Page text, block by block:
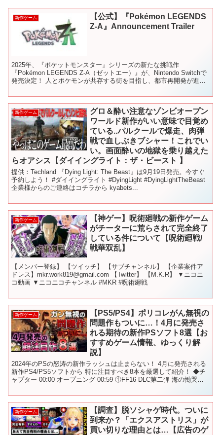
新作ゲーム
【公式】『Pokémon LEGENDS
Z-A』Announcement Trailer
2025年、『ポケットモンスター』シリーズの新たな挑戦作
『Pokémon LEGENDS Z-A（ゼットエー）』が、Nintendo Switchで
発売決定！ 人とポケモンが共存する街を目指し、都市再開発が進む
新作ゲーム
グロ＆酔い注意なゾンビオープン
ワールド新作がいい意味で目覚め
ている..パルクールで爆走、肉弾
戦で血しぶきブシャー！これでい
い。画面酔いの地獄を乗り越えた
らオアシス【ダイイングライト：ザ・ビースト 】
提供：Techland 『Dying Light: The Beast』は9月19日発売。今すぐ
予約しよう！ #ダイイングライト #DyingLight #DyingLightTheBeast
企業様からのご連絡はコチラから kyabets...
新作ゲーム
【神ゲー】呪術廻戦の新作ゲーム
がチーターに荒らされて完全終了
している件について【呪術廻戦/
戦華双乱】
【メンバー登録】 【ツイッチ】 【サブチャンネル】 【企業案件ア
ドレス】mkr.work819@gmail.com 【Twitter】 【M.K.R】 ▼ニコニ
コ動画 ▼ニコニコチャンネル #MKR #呪術廻戦
新作ゲーム
【PS5/PS4】ポリコレがん無視の
問題作もついに…！4月に発売さ
れる期待の新作PSソフト8選【お
すすめゲーム情報、ゆっくり解
説】
2024年のPSの怒涛の新作ラッシュは止まらない！ 4月に発売される
新作PS4/PS5ソフトから 特に注目すべき8本を厳選して紹介！ ◆チ
ャプター 00:00 オープニング 00:59 ①FF16 DLC第二弾 海の慟哭
新作ゲーム
【調査】脱ソシャゲ時代。ついに
到来か？「エクスアストリス」が
買い切りな理由とは…【広告のゲ